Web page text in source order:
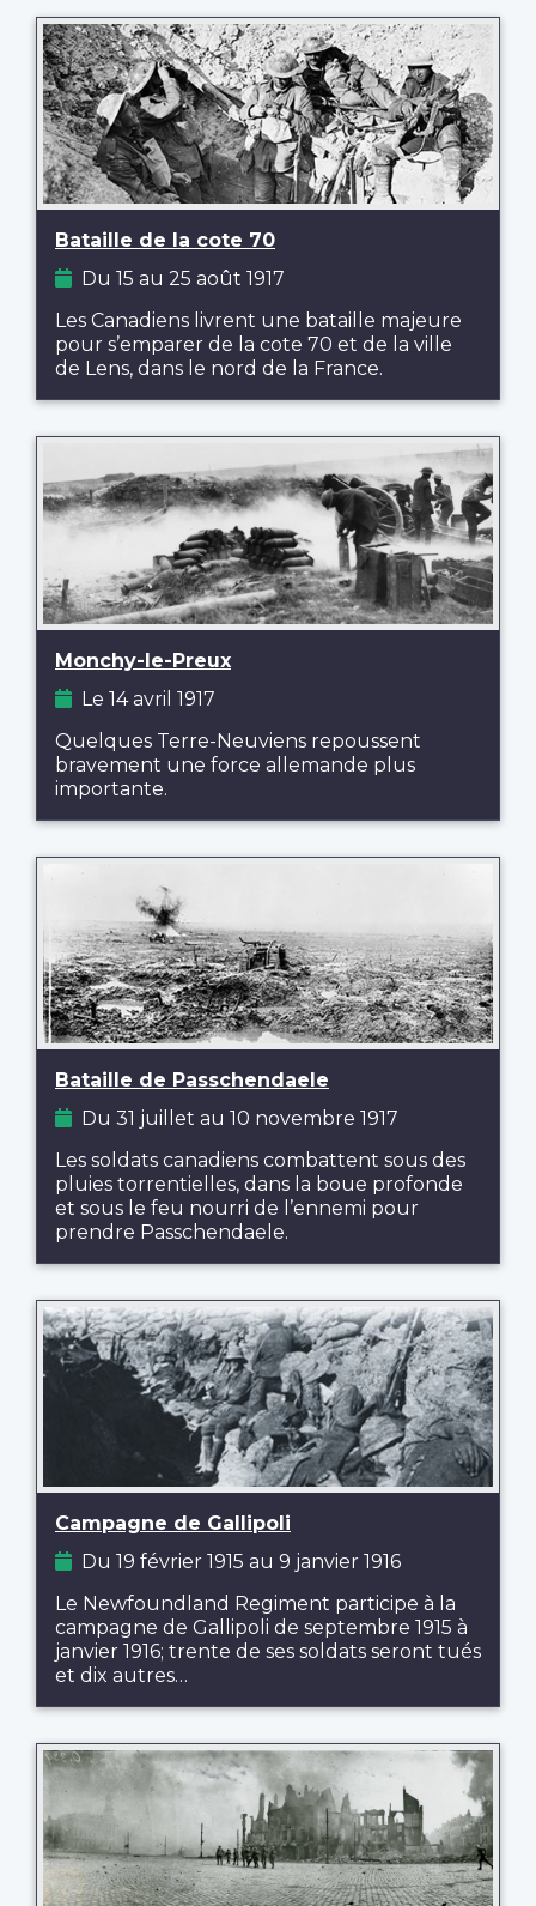
Bataille de la cote 70
Du 15 au 25 août 1917
Les Canadiens livrent une bataille majeure
pour s’emparer de la cote 70 et de la ville
de Lens, dans le nord de la France.
Monchy-le-Preux
Le 14 avril 1917
Quelques Terre-Neuviens repoussent
bravement une force allemande plus
importante.
Bataille de Passchendaele
Du 31 juillet au 10 novembre 1917
Les soldats canadiens combattent sous des
pluies torrentielles, dans la boue profonde
et sous le feu nourri de l’ennemi pour
prendre Passchendaele.
Campagne de Gallipoli
Du 19 février 1915 au 9 janvier 1916
Le Newfoundland Regiment participe à la
campagne de Gallipoli de septembre 1915 à
janvier 1916; trente de ses soldats seront tués
et dix autres…